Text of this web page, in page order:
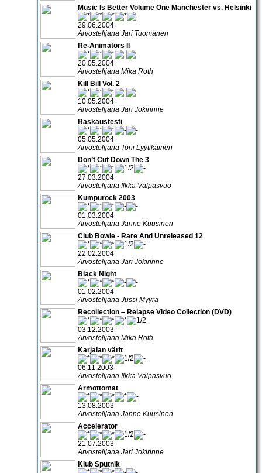
Music Is Better Volume One Manchester vs. Helsinki
29.06.2004
Arvostelijana Jari Tuomanen
Re-Animators II
20.05.2004
Arvostelijana Mika Roth
Kill Bill Vol. 2
10.05.2004
Arvostelijana Jari Jokirinne
Raskaustesti
05.05.2004
Arvostelijana Toni Lyytikäinen
Don’t Cut Down The 3
27.03.2004
Arvostelijana Ilkka Valpasvuo
Kumpurock 2003
01.03.2004
Arvostelijana Janne Kuusinen
Club Bowie - Rare And Unreleased 12
22.02.2004
Arvostelijana Jari Jokirinne
Black Night
01.02.2004
Arvostelijana Jussi Myyrä
Recollection – Relapse Video Collection (DVD)
03.12.2003
Arvostelijana Mika Roth
Karjalan värit
06.11.2003
Arvostelijana Ilkka Valpasvuo
Armottomat
13.08.2003
Arvostelijana Janne Kuusinen
Accelerator
21.07.2003
Arvostelijana Jari Jokirinne
Klub Sputnik